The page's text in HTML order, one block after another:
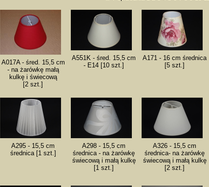
A017A - śred. 15,5 cm
- na żarówkę małą
kulkę i świecową
[2 szt.]
A551K - śred. 15,5 cm
- E14 [10 szt.]
A171 - 16 cm średnica
[5 szt.]
A295 - 15,5 cm
średnica [1 szt.]
A298 - 15,5 cm
średnica - na żarówkę
świecową i małą kulkę
[1 szt.]
A326 - 15,5 cm
średnica- na żarówkę
świecową i małą kulkę
[2 szt.]